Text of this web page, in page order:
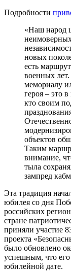
Подробности
«Наш народ
новых
есть
военных
мемориалу
героя – это
кто своим
объектов
Таким
внимание,
тыла
зампред
Эта традиция
юбилея со дня
российских
стране
приняли участие
проекта
было обновлено
успешным, что
юбилейной дате.